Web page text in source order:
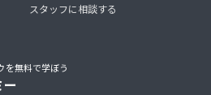
スタッフに相談する
を無料で学ぼう